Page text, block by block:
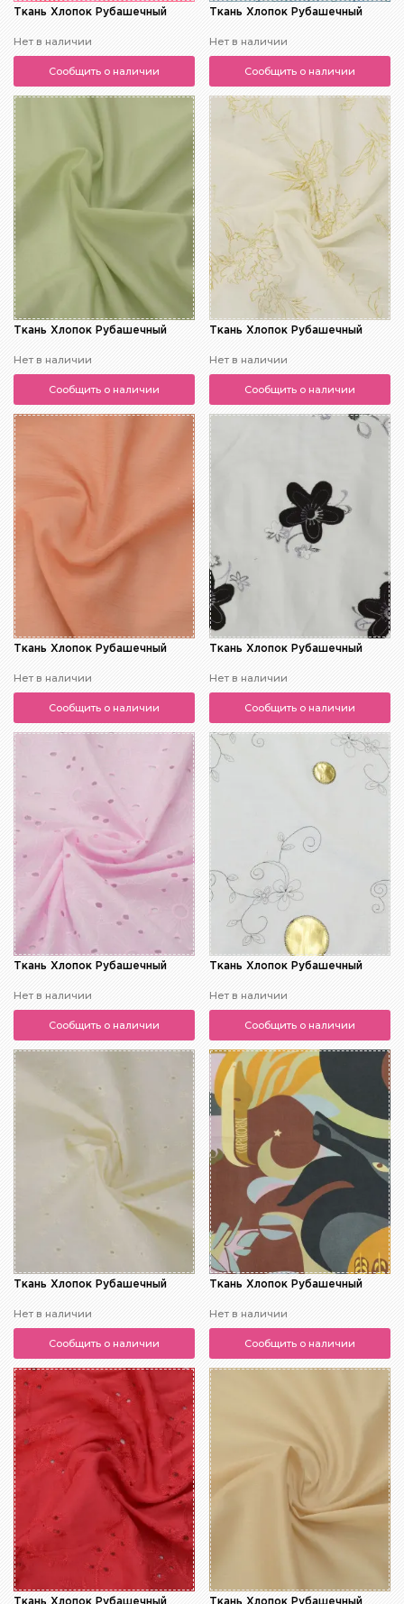
Ткань Хлопок Рубашечный
Нет в наличии
Сообщить о наличии
Ткань Хлопок Рубашечный
Нет в наличии
Сообщить о наличии
Ткань Хлопок Рубашечный
Нет в наличии
Сообщить о наличии
Ткань Хлопок Рубашечный
Нет в наличии
Сообщить о наличии
Ткань Хлопок Рубашечный
Нет в наличии
Сообщить о наличии
Ткань Хлопок Рубашечный
Нет в наличии
Сообщить о наличии
Ткань Хлопок Рубашечный
Нет в наличии
Сообщить о наличии
Ткань Хлопок Рубашечный
Нет в наличии
Сообщить о наличии
Ткань Хлопок Рубашечный
Нет в наличии
Сообщить о наличии
Ткань Хлопок Рубашечный
Нет в наличии
Сообщить о наличии